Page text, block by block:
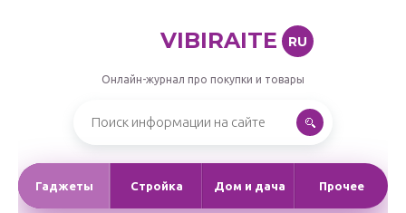
VIBIRAITE RU
Онлайн-журнал про покупки и товары
Гаджеты Стройка Дом и дача Прочее